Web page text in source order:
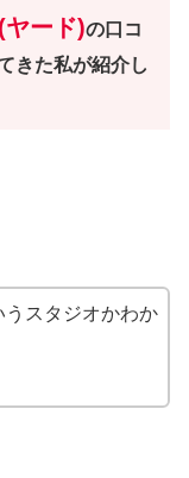
ヤード)の口コ
きた私が紹介し
スタジオかわか